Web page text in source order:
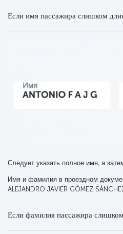
Если имя пассажира слишком
Следует указать полное имя, а
Имя и фамилия в проездном
ALEJANDRO JAVIER GÓMEZ
Если фамилия пассажира